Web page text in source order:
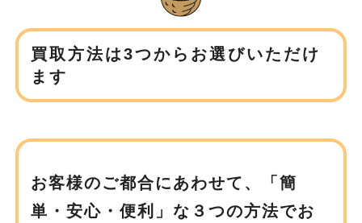
買取方法は3つからお選びいただけ
ます
お客様のご都合にあわせて、
「簡
単・安心・便利」な３つの方法でお